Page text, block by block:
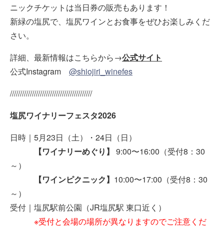
ニックチケットは当日券の販売もあります！
新緑の塩尻で、塩尻ワインとお食事をぜひお楽しみくだ
さい。
詳細、最新情報はこちらから→公式サイト
公式Instagram
@shiojiri_winefes
/////////////////////////////////////////
塩尻ワイナリーフェスタ2026
日時｜ 5月23日（土）・ 24日（日）
【ワイナリーめぐり】 9:00〜16:00 （受付8 ： 30
～）
【ワインピクニック】 10:00〜17:00（受付8 ： 30
～ ）
受付｜塩尻駅前公園（JR塩尻駅 東口近く）
※受付と会場の場所が異なりますのでご注意くだ